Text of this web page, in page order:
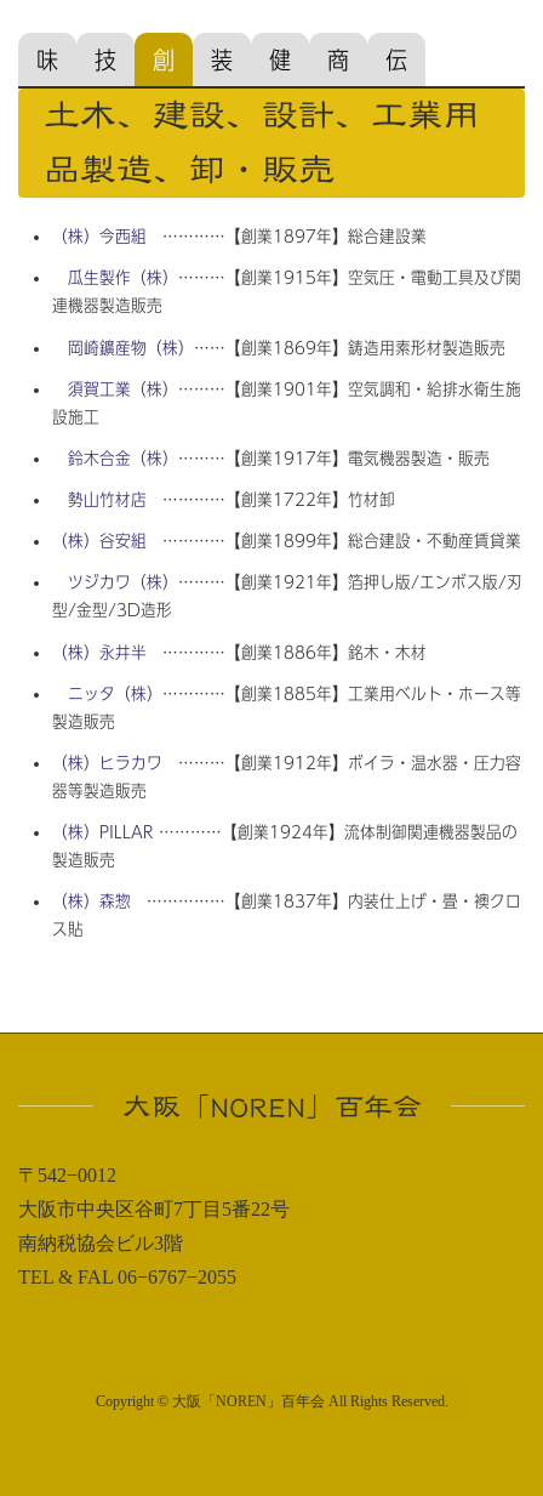
味 技 創 装 健 商 伝
土木、建設、設計、工業用
品製造、卸・販売
（株）今西組 …………【創業1897年】総合建設業
瓜生製作（株） ………【創業1915年】空気圧・電動工具及び関
連機器製造販売
岡崎鑛産物（株） ……【創業1869年】鋳造用素形材製造販売
須賀工業（株） ………【創業1901年】空気調和・給排水衛生施
設施工
鈴木合金（株） ………【創業1917年】電気機器製造・販売
勢山竹材店 …………【創業1722年】竹材卸
（株）谷安組 …………【創業1899年】総合建設・不動産賃貸業
ツジカワ（株） ………【創業1921年】箔押し版/エンボス版/刃
型/金型/3D造形
（株）永井半 …………【創業1886年】銘木・木材
ニッタ（株） …………【創業1885年】工業用ベルト・ホース等
製造販売
（株）ヒラカワ
………【創業1912年】ボイラ・温水器・圧力容
器等製造販売
（株）PILLAR …………【創業1924年】流体制御関連機器製品の
製造販売
（株）森惣 ……………【創業1837年】内装仕上げ・畳・襖クロ
ス貼
大阪「NOREN」百年会
〒542−0012
大阪市中央区谷町7丁目5番22号
南納税協会ビル3階
TEL & FAL 06−6767−2055
Copyright © 大阪「NOREN」百年会 All Rights Reserved.